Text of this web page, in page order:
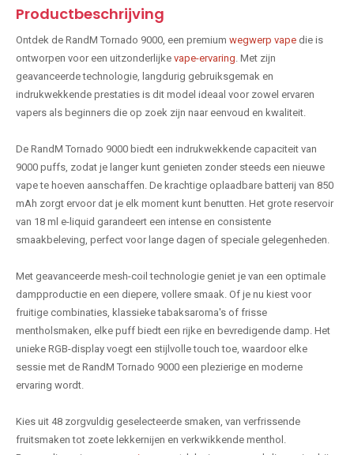
Productbeschrijving
Ontdek de RandM Tornado 9000, een premium wegwerp vape die is
ontworpen voor een uitzonderlijke vape-ervaring . Met zijn
geavanceerde technologie, langdurig gebruiksgemak en
indrukwekkende prestaties is dit model ideaal voor zowel ervaren
vapers als beginners die op zoek zijn naar eenvoud en kwaliteit.
De RandM Tornado 9000 biedt een indrukwekkende capaciteit van
9000 puffs, zodat je langer kunt genieten zonder steeds een nieuwe
vape te hoeven aanschaffen. De krachtige oplaadbare batterij van 850
mAh zorgt ervoor dat je elk moment kunt benutten. Het grote reservoir
van 18 ml e-liquid garandeert een intense en consistente
smaakbeleving, perfect voor lange dagen of speciale gelegenheden.
Met geavanceerde mesh-coil technologie geniet je van een optimale
dampproductie en een diepere, vollere smaak. Of je nu kiest voor
fruitige combinaties, klassieke tabaksaroma's of frisse
mentholsmaken, elke puff biedt een rijke en bevredigende damp. Het
unieke RGB-display voegt een stijlvolle touch toe, waardoor elke
sessie met de RandM Tornado 9000 een plezierige en moderne
ervaring wordt.
Kies uit 48 zorgvuldig geselecteerde smaken, van verfrissende
fruitsmaken tot zoete lekkernijen en verkwikkende menthol.